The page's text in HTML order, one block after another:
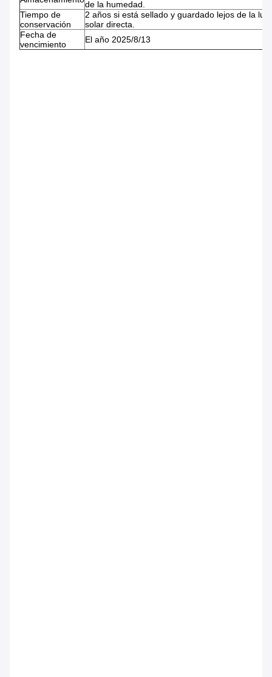
de la humedad.
Tiempo de
conservación
2 años si está sellado y guardado lejos de la luz
solar directa.
Fecha de
vencimiento
El año 2025/8/13